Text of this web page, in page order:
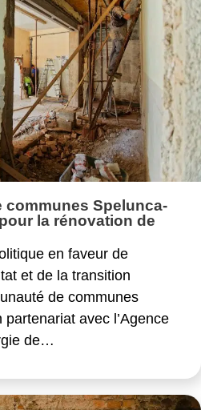
communes Spelunca-
la rénovation de
en faveur de
et de la transition
de communes
avec l’Agence
de…